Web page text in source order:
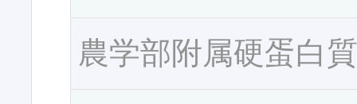
農学部附属硬蛋白